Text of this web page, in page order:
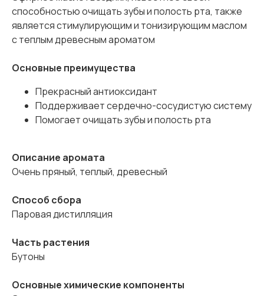
способностью очищать зубы и полость рта, также
является стимулирующим и тонизирующим маслом
с теплым древесным ароматом
Основные преимущества
Прекрасный антиоксидант
Поддерживает сердечно-сосудистую систему
Помогает очищать зубы и полость рта
Описание аромата
Очень пряный, теплый, древесный
Способ сбора
Паровая дистилляция
Часть растения
Бутоны
Основные химические компоненты